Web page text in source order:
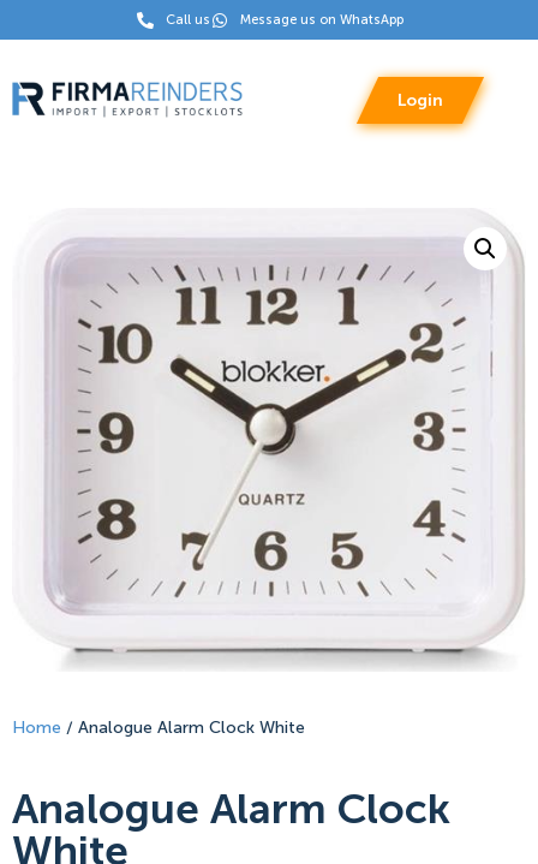
Call us Message us on WhatsApp
Login
Home / Analogue Alarm Clock White
Analogue Alarm Clock
White